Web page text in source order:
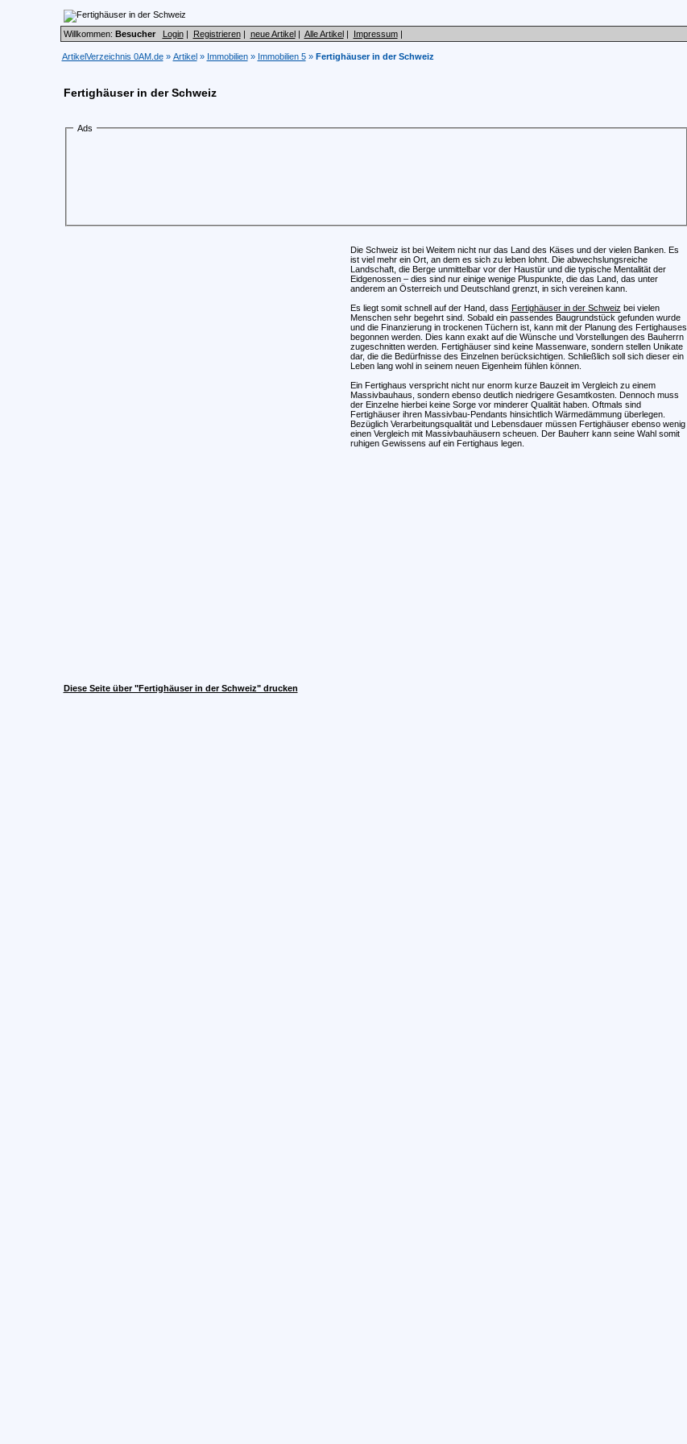
Willkommen: Besucher Login| Registrieren| neue Artikel| Alle Artikel| Impressum|
ArtikelVerzeichnis 0AM.de» Artikel» Immobilien» Immobilien 5» Fertighäuser in der Schweiz
Fertighäuser in der Schweiz
Ads
Die Schweiz ist bei Weitem nicht nur das Land des Käses und der vielen Banken. Es
ist viel mehr ein Ort, an dem es sich zu leben lohnt. Die abwechslungsreiche
Landschaft, die Berge unmittelbar vor der Haustür und die typische Mentalität der
Eidgenossen – dies sind nur einige wenige Pluspunkte, die das Land, das unter
anderem an Österreich und Deutschland grenzt, in sich vereinen kann.
Es liegt somit schnell auf der Hand, dass Fertighäuser in der Schweiz bei vielen
Menschen sehr begehrt sind. Sobald ein passendes Baugrundstück gefunden wurde
und die Finanzierung in trockenen Tüchern ist, kann mit der Planung des Fertighauses
begonnen werden. Dies kann exakt auf die Wünsche und Vorstellungen des Bauherrn
zugeschnitten werden. Fertighäuser sind keine Massenware, sondern stellen Unikate
dar, die die Bedürfnisse des Einzelnen berücksichtigen. Schließlich soll sich dieser ein
Leben lang wohl in seinem neuen Eigenheim fühlen können.
Ein Fertighaus verspricht nicht nur enorm kurze Bauzeit im Vergleich zu einem
Massivbauhaus, sondern ebenso deutlich niedrigere Gesamtkosten. Dennoch muss
der Einzelne hierbei keine Sorge vor minderer Qualität haben. Oftmals sind
Fertighäuser ihren Massivbau-Pendants hinsichtlich Wärmedämmung überlegen.
Bezüglich Verarbeitungsqualität und Lebensdauer müssen Fertighäuser ebenso wenig
einen Vergleich mit Massivbauhäusern scheuen. Der Bauherr kann seine Wahl somit
ruhigen Gewissens auf ein Fertighaus legen.
Diese Seite über "Fertighäuser in der Schweiz" drucken